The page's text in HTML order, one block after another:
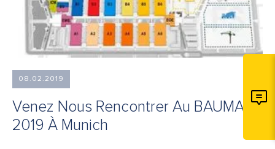
08.02.2019
Venez Nous Rencontrer Au BAUMA
2019 À Munich